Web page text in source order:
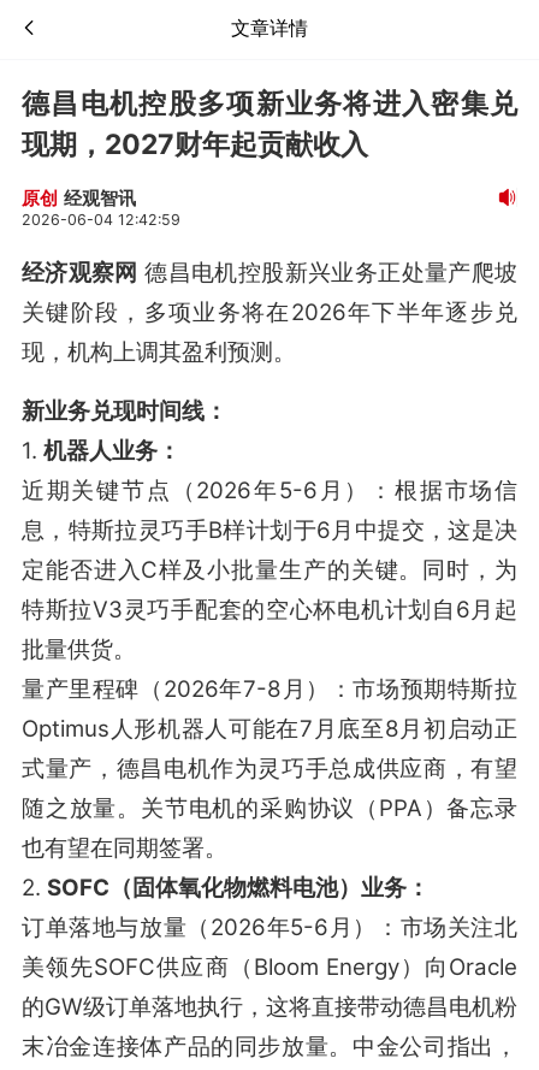
文章详情
德昌电机控股多项新业务将进入密集兑
现期，2027财年起贡献收入
原创 经观智讯
2026-06-04 12:42:59
经济观察网 德昌电机控股新兴业务正处量产爬坡
关键阶段，多项业务将在2026年下半年逐步兑
现，机构上调其盈利预测。
新业务兑现时间线：
1. 机器人业务：
近期关键节点（2026年5-6月）：根据市场信
息，特斯拉灵巧手B样计划于6月中提交，这是决
定能否进入C样及小批量生产的关键。同时，为
特斯拉V3灵巧手配套的空心杯电机计划自6月起
批量供货。
量产里程碑（2026年7-8月）：市场预期特斯拉
Optimus人形机器人可能在7月底至8月初启动正
式量产，德昌电机作为灵巧手总成供应商，有望
随之放量。关节电机的采购协议（PPA）备忘录
也有望在同期签署。
2. SOFC（固体氧化物燃料电池）业务：
订单落地与放量（2026年5-6月）：市场关注北
美领先SOFC供应商（Bloom Energy）向Oracle
的GW级订单落地执行，这将直接带动德昌电机粉
末冶金连接体产品的同步放量。中金公司指出，